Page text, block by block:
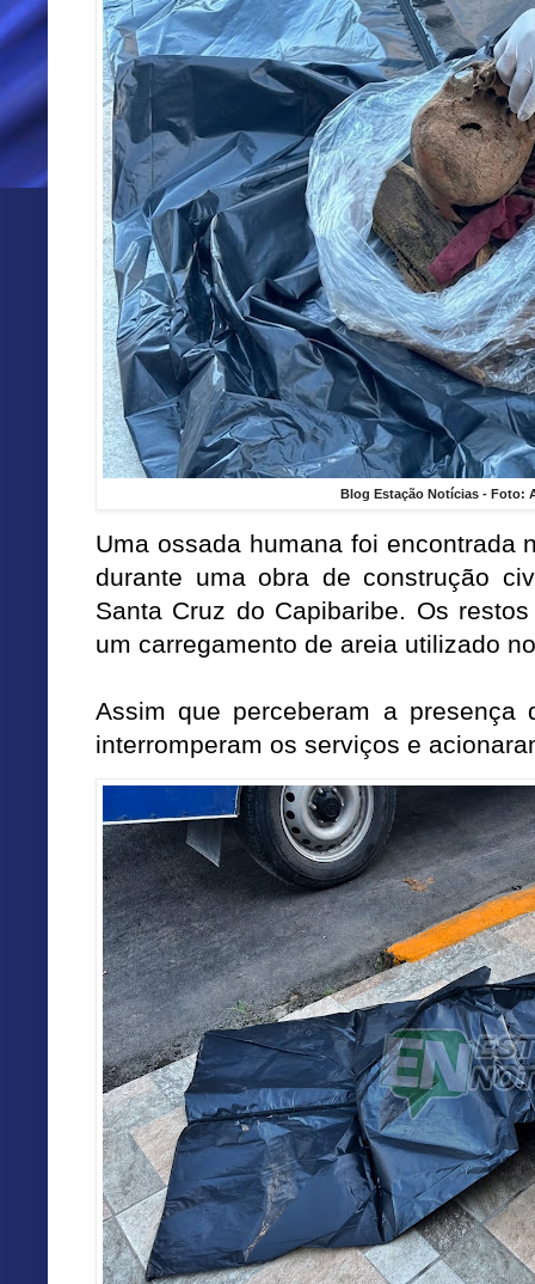
Blog Estação Notícias - Foto:
Uma ossada humana foi encontrada
durante uma obra de construção
Santa Cruz do Capibaribe. Os
um carregamento de areia utilizado
Assim que perceberam a presença
interromperam os serviços e